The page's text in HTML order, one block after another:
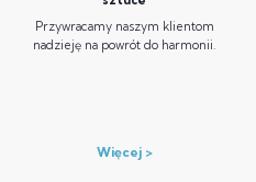
Przywracamy naszym klientom
nadzieję na powrót do harmonii.
Więcej